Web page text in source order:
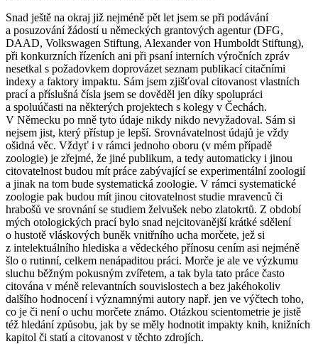
Snad ještě na okraj již nejméně pět let jsem se při podávání
a posuzování žádostí u německých grantových agentur (DFG,
DAAD, Volkswagen Stiftung, Alexander von Humboldt Stiftung),
při konkurzních řízeních ani při psaní interních výročních zpráv
nesetkal s požadovkem doprovázet seznam publikací citačními
indexy a faktory impaktu. Sám jsem zjišťoval citovanost vlastních
prací a příslušná čísla jsem se dověděl jen díky spolupráci
a spoluúčasti na některých projektech s kolegy v Čechách.
V Německu po mně tyto údaje nikdy nikdo nevyžadoval. Sám si
nejsem jist, který přístup je lepší. Srovnávatelnost údajů je vždy
ošidná věc. Vždyť i v rámci jednoho oboru (v mém případě
zoologie) je zřejmé, že jiné publikum, a tedy automaticky i jinou
citovatelnost budou mít práce zabývající se experimentální zoologií
a jinak na tom bude systematická zoologie. V rámci systematické
zoologie pak budou mít jinou citovatelnost studie mravenců či
hrabošů ve srovnání se studiem želvušek nebo zlatokrtů. Z období
mých otologických prací bylo snad nejcitovanější krátké sdělení
o hustotě vláskových buněk vnitřního ucha morčete, jež si
z intelektuálního hlediska a vědeckého přínosu cením asi nejméně
šlo o rutinní, celkem nenápaditou práci. Morče je ale ve výzkumu
sluchu běžným pokusným zvířetem, a tak byla tato práce často
citována v méně relevantních souvislostech a bez jakéhokoliv
dalšího hodnocení i významnými autory např. jen ve výčtech toho,
co je či není o uchu morčete známo. Otázkou scientometrie je jistě
též hledání způsobu, jak by se měly hodnotit impakty knih, knižních
kapitol či statí a citovanost v těchto zdrojích.